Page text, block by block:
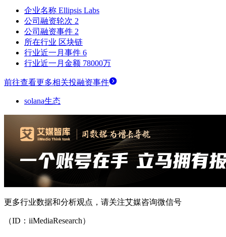
企业名称 Ellipsis Labs
公司融资轮次 2
公司融资事件 2
所在行业 区块链
行业近一月事件 6
行业近一月金额 78000万
前往查看更多相关投融资事件
solana生态
更多行业数据和分析观点，请关注艾媒咨询微信号
（ID：iiMediaResearch）